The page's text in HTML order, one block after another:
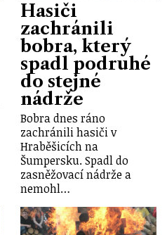
Hasiči
zachránili
bobra, který
spadl podruhé
do stejné
nádrže
Bobra dnes ráno
zachránili hasiči v
Hraběšicích na
Šumpersku. Spadl do
zasněžovací nádrže a
nemohl…